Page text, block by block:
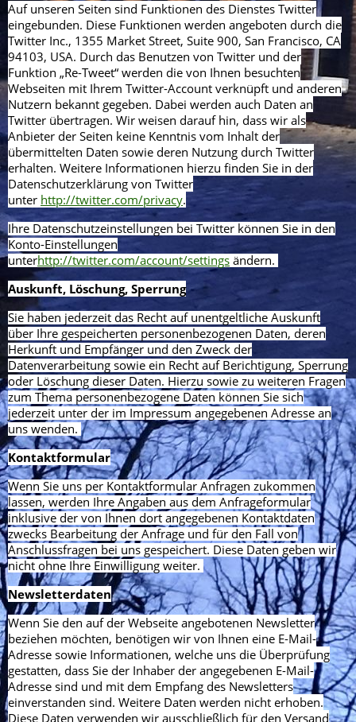
Auf unseren Seiten sind Funktionen des Dienstes Twitter
eingebunden. Diese Funktionen werden angeboten durch die
Twitter Inc., 1355 Market Street, Suite 900, San Francisco, CA
94103, USA. Durch das Benutzen von Twitter und der
Funktion „Re-Tweet“ werden die von Ihnen besuchten
Webseiten mit Ihrem Twitter-Account verknüpft und anderen
Nutzern bekannt gegeben. Dabei werden auch Daten an
Twitter übertragen. Wir weisen darauf hin, dass wir als
Anbieter der Seiten keine Kenntnis vom Inhalt der
übermittelten Daten sowie deren Nutzung durch Twitter
erhalten. Weitere Informationen hierzu finden Sie in der
Datenschutzerklärung von Twitter
unter http://twitter.com/privacy.
Ihre Datenschutzeinstellungen bei Twitter können Sie in den
Konto-Einstellungen
unterhttp://twitter.com/account/settings ändern.
Auskunft, Löschung, Sperrung
Sie haben jederzeit das Recht auf unentgeltliche Auskunft
über Ihre gespeicherten personenbezogenen Daten, deren
Herkunft und Empfänger und den Zweck der
Datenverarbeitung sowie ein Recht auf Berichtigung, Sperrung
oder Löschung dieser Daten. Hierzu sowie zu weiteren Fragen
zum Thema personenbezogene Daten können Sie sich
jederzeit unter der im Impressum angegebenen Adresse an
uns wenden.
Kontaktformular
Wenn Sie uns per Kontaktformular Anfragen zukommen
lassen, werden Ihre Angaben aus dem Anfrageformular
inklusive der von Ihnen dort angegebenen Kontaktdaten
zwecks Bearbeitung der Anfrage und für den Fall von
Anschlussfragen bei uns gespeichert. Diese Daten geben wir
nicht ohne Ihre Einwilligung weiter.
Newsletterdaten
Wenn Sie den auf der Webseite angebotenen Newsletter
beziehen möchten, benötigen wir von Ihnen eine E-Mail-
Adresse sowie Informationen, welche uns die Überprüfung
gestatten, dass Sie der Inhaber der angegebenen E-Mail-
Adresse sind und mit dem Empfang des Newsletters
einverstanden sind. Weitere Daten werden nicht erhoben.
Diese Daten verwenden wir ausschließlich für den Versand